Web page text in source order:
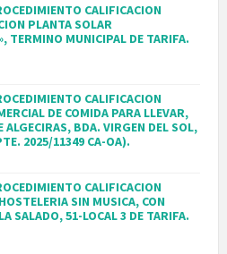
CALIFICACION
PLANTA SOLAR
TERMINO MUNICIPAL DE TARIFA.
CALIFICACION
DE COMIDA PARA LLEVAR,
ALGECIRAS, BDA. VIRGEN DEL SOL,
2025/11349 CA-OA).
CALIFICACION
SIN MUSICA, CON
SALADO, 51-LOCAL 3 DE TARIFA.